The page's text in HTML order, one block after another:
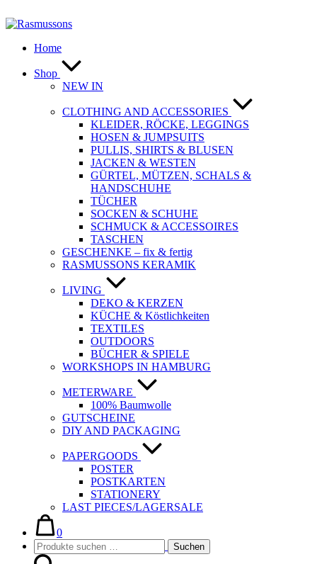
Inhalt
Home
Shop
NEW IN
CLOTHING AND ACCESSORIES
KLEIDER, RÖCKE, LEGGINGS
HOSEN & JUMPSUITS
PULLIS, SHIRTS & BLUSEN
JACKEN & WESTEN
GÜRTEL, MÜTZEN, SCHALS &
HANDSCHUHE
TÜCHER
SOCKEN & SCHUHE
SCHMUCK & ACCESSOIRES
TASCHEN
GESCHENKE – fix & fertig
RASMUSSONS KERAMIK
LIVING
DEKO & KERZEN
KÜCHE & Köstlichkeiten
TEXTILES
OUTDOORS
BÜCHER & SPIELE
WORKSHOPS IN HAMBURG
METERWARE
100% Baumwolle
GUTSCHEINE
DIY AND PACKAGING
PAPERGOODS
POSTER
POSTKARTEN
STATIONERY
LAST PIECES/LAGERSALE
Warenkorb
0im
Warenkorb
Suche-
Schalter
Suchen
nach:
Suchen